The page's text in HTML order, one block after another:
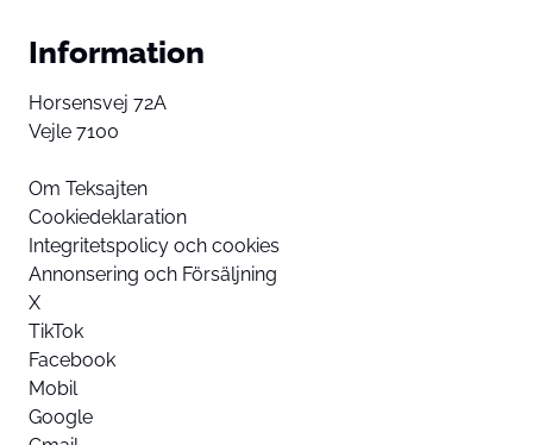
Information
Horsensvej 72A
Vejle 7100
Om Teksajten
Cookiedeklaration
Integritetspolicy och cookies
Annonsering och Försäljning
X
TikTok
Facebook
Mobil
Google